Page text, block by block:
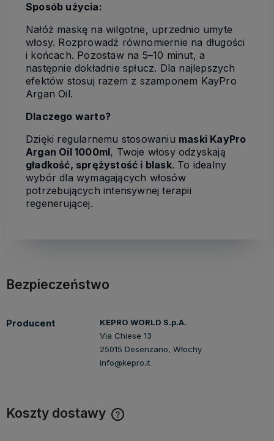
Sposób użycia:
Nałóż maskę na wilgotne, uprzednio umyte
włosy. Rozprowadź równomiernie na długości
i końcach. Pozostaw na 5–10 minut, a
następnie dokładnie spłucz. Dla najlepszych
efektów stosuj razem z szamponem KayPro
Argan Oil.
Dlaczego warto?
Dzięki regularnemu stosowaniu maski KayPro
Argan Oil 1000ml, Twoje włosy odzyskają
gładkość, sprężystość i blask. To idealny
wybór dla wymagających włosów
potrzebujących intensywnej terapii
regenerującej.
Bezpieczeństwo
Producent
KEPRO WORLD S.p.A.
Via Chiese 13
25015 Desenzano, Włochy
info@kepro.it
Koszty dostawy